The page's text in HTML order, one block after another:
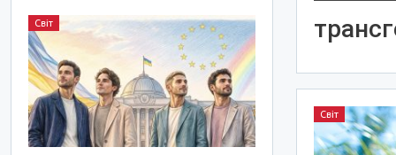
Світ
Світ